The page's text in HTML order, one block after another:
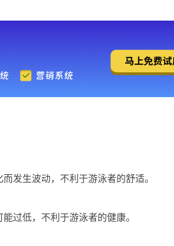
发生波动，不利于游泳者的舒适。
过低，不利于游泳者的健康。